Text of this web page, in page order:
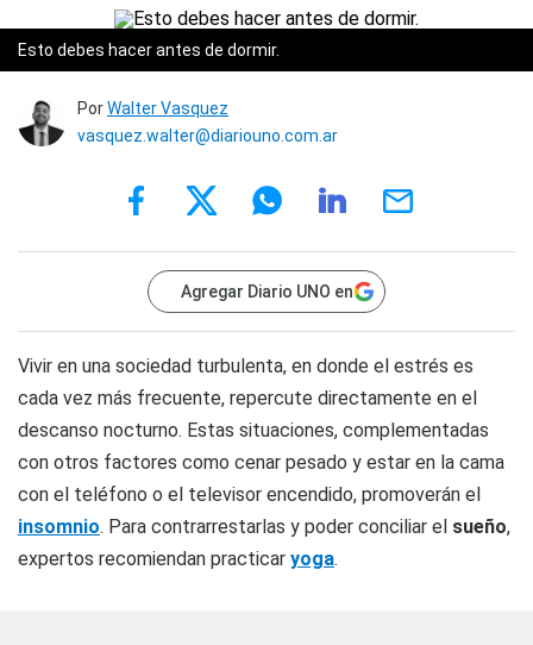
Esto debes hacer antes de dormir.
PorWalter Vasquez
vasquez.walter@diariouno.com.ar
Agregar Diario UNO en
Vivir en una sociedad turbulenta, en donde el estrés es
cada vez más frecuente, repercute directamente en el
descanso nocturno. Estas situaciones, complementadas
con otros factores como cenar pesado y estar en la cama
con el teléfono o el televisor encendido, promoverán el
insomnio. Para contrarrestarlas y poder conciliar el sueño,
expertos recomiendan practicar yoga.